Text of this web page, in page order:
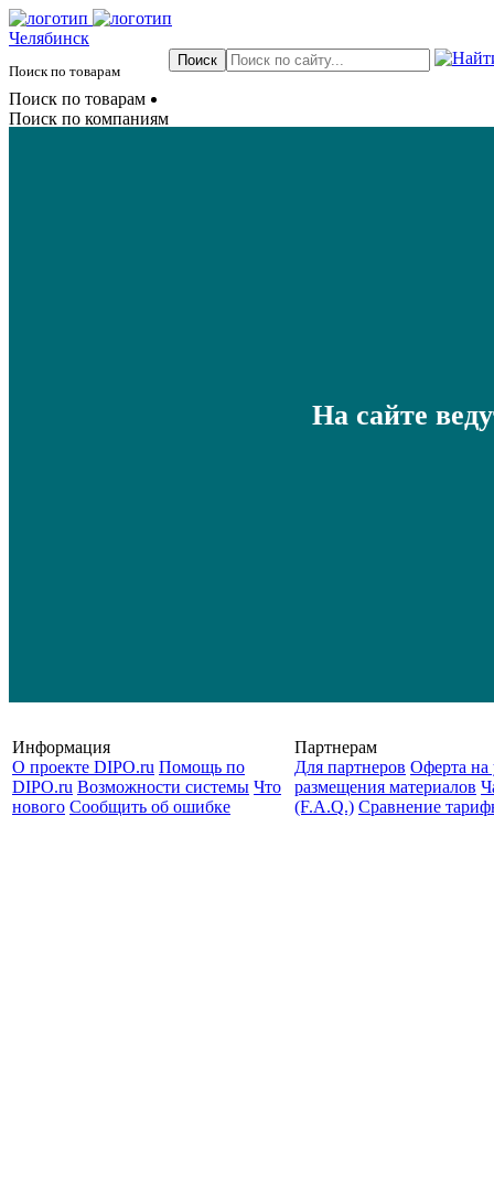
Челябинск
Поиск по товарам
Поиск по товарам
Поиск по компаниям
На сайте
Информация
О проекте DIPO.ru Помощь по
DIPO.ru Возможности системы Что
нового Сообщить об ошибке
Партнерам
Для партнеров Оферта на
размещения материалов
(F.A.Q.) Cравнение